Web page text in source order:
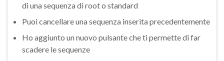
di una sequenza di root o standard
Puoi cancellare una sequenza inserita precedentemente
Ho aggiunto un nuovo pulsante che ti permette di far
scadere le sequenze